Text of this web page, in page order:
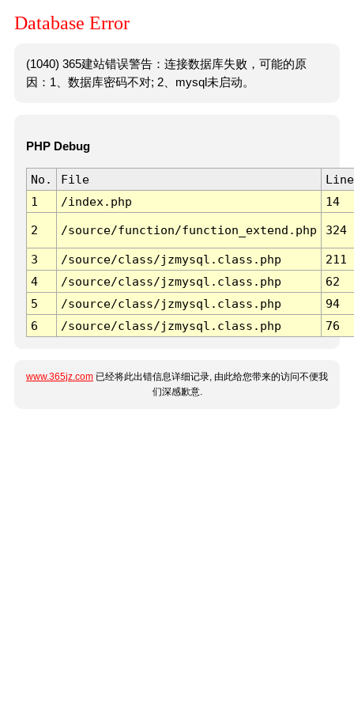
Database Error
(1040) 365建站错误警告：连接数据库失败，可能的原
因：1、数据库密码不对; 2、mysql未启动。
PHP Debug
No. File
Line
1
/index.php 14
2 /source/function/function_extend.php 324
3 /source/class/jzmysql.class.php
211
4
/source/class/jzmysql.class.php
62
5
/source/class/jzmysql.class.php
94
6
/source/class/jzmysql.class.php 76
www.365jz.com 已经将此出错信息详细记录, 由此给您带来的访问不便我
们深感歉意.